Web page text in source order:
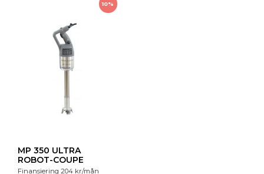
10%
MP 350 ULTRA
ROBOT-COUPE
Finansiering 204 kr/mån